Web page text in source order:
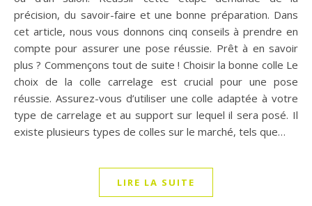
précision, du savoir-faire et une bonne préparation. Dans
cet article, nous vous donnons cinq conseils à prendre en
compte pour assurer une pose réussie. Prêt à en savoir
plus ? Commençons tout de suite ! Choisir la bonne colle Le
choix de la colle carrelage est crucial pour une pose
réussie. Assurez-vous d’utiliser une colle adaptée à votre
type de carrelage et au support sur lequel il sera posé. Il
existe plusieurs types de colles sur le marché, tels que…
LIRE LA SUITE